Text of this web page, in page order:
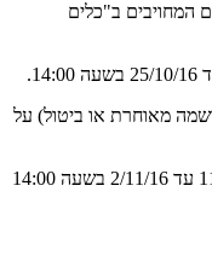
המחויבים ב"כלים
מאוחרת או ביטול) על
מועדי רישום: 27/10/2016 בשעה 11:00 עד 2/11/16 בשעה 14:00